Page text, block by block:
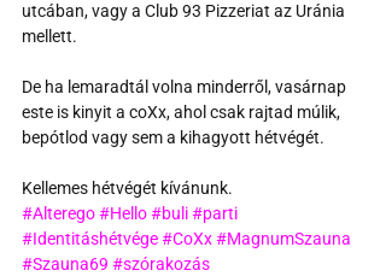
utcában, vagy a Club 93 Pizzeriat az Uránia
mellett.
De ha lemaradtál volna minderről, vasárnap
este is kinyit a coXx, ahol csak rajtad múlik,
bepótlod vagy sem a kihagyott hétvégét.
Kellemes hétvégét kívánunk.
#Alterego#Hello#buli#parti
#Identitáshétvége#CoXx#MagnumSzauna
#Szauna69 #szórakozás